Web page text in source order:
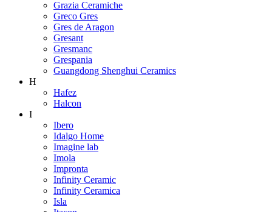
Grazia Ceramiche
Greco Gres
Gres de Aragon
Gresant
Gresmanc
Grespania
Guangdong Shenghui Ceramics
H
Hafez
Halcon
I
Ibero
Idalgo Home
Imagine lab
Imola
Impronta
Infinity Ceramic
Infinity Ceramica
Isla